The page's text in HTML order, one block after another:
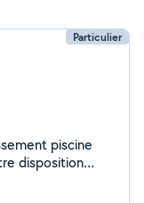
Particulier
piscine
disposition